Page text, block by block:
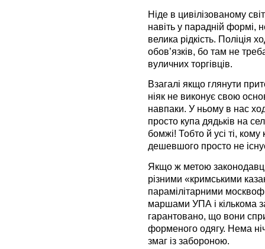
Ніде в цивілізованому
навіть у парадній формі,
велика рідкість. Поліція
обов’язків, бо там не
вуличних торгівців.
Взагалі якщо глянути
ніяк не виконує свою
навпаки. У ньому в нас
просто купа дядьків на
бомжі! Тобто й усі ті,
дешевшого просто не
Якщо ж метою
різними «кримськими
парамілітарними
маршами УПА і кількома
гарантовано, що вони
форменого одягу. Нема
змаг із забороною.